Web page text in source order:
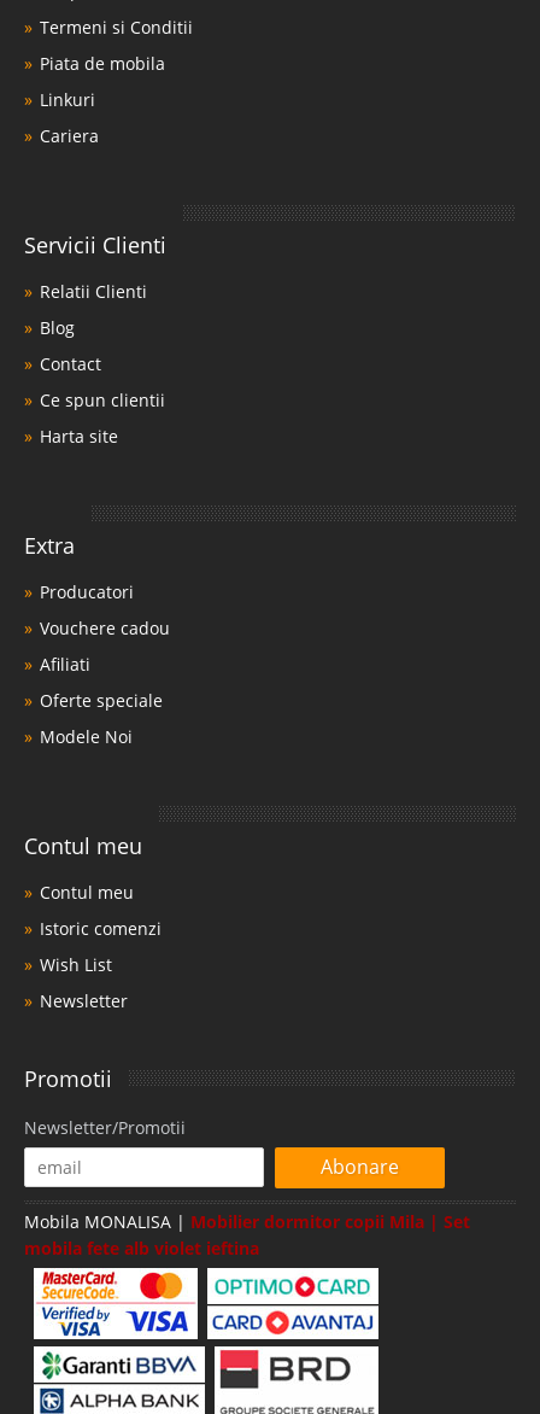
Termeni si Conditii
Piata de mobila
Linkuri
Cariera
Servicii Clienti
Relatii Clienti
Blog
Contact
Ce spun clientii
Harta site
Extra
Producatori
Vouchere cadou
Afiliati
Oferte speciale
Modele Noi
Contul meu
Contul meu
Istoric comenzi
Wish List
Newsletter
Promotii
Newsletter/Promotii
Abonare
Mobila MONALISA | Mobilier dormitor copii Mila | Set
mobila fete alb violet ieftina